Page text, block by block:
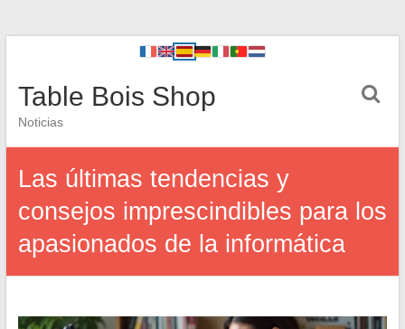
Table Bois Shop
Noticias
Las últimas tendencias y
consejos imprescindibles para los
apasionados de la informática